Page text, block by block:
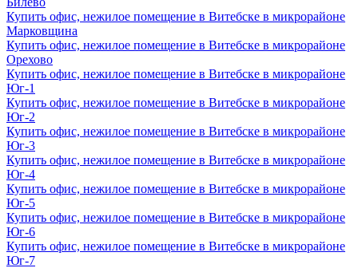
Купить офис, нежилое помещение в Витебске в микрорайоне
Марковщина
Купить офис, нежилое помещение в Витебске в микрорайоне
Орехово
Купить офис, нежилое помещение в Витебске в микрорайоне
Юг-1
Купить офис, нежилое помещение в Витебске в микрорайоне
Юг-2
Купить офис, нежилое помещение в Витебске в микрорайоне
Юг-3
Купить офис, нежилое помещение в Витебске в микрорайоне
Юг-4
Купить офис, нежилое помещение в Витебске в микрорайоне
Юг-5
Купить офис, нежилое помещение в Витебске в микрорайоне
Юг-6
Купить офис, нежилое помещение в Витебске в микрорайоне
Юг-7